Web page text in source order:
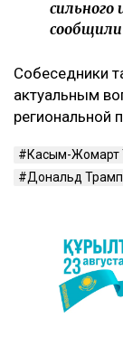
сильного
сообщили
Собеседники
актуальным
региональной
Касым-Жомарт
Дональд Трамп